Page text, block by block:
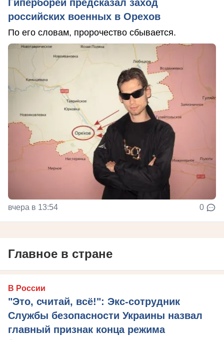
Гиперборей предсказал заход
российских военных в Орехов
По его словам, пророчество сбывается.
вчера в 13:54 0
Главное в стране
В России
"Это, считай, всё!": Экс-сотрудник
Службы безопасности Украины назвал
главный признак конца режима